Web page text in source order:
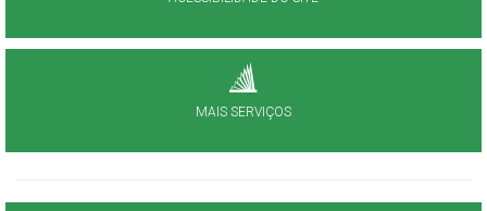
MAIS SERVIÇOS